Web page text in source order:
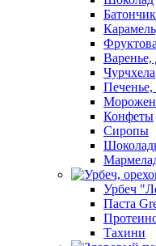
Чурчхела
Конфеты
Сиропы
Урбеч
Паста
Тахини